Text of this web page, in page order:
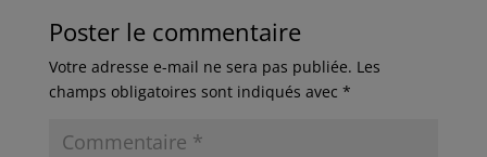
Poster le commentaire
Votre adresse e-mail ne sera pas publiée. Les
champs obligatoires sont indiqués avec *